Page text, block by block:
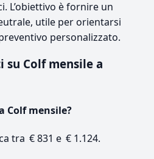
L’obiettivo è fornire un
utile per orientarsi
personalizzato.
su Colf mensile a
Colf mensile?
tra € 831 e € 1.124.